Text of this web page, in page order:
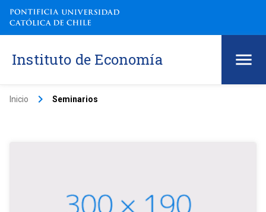
Instituto de Economía
Inicio keyboard_arrow_right Seminarios